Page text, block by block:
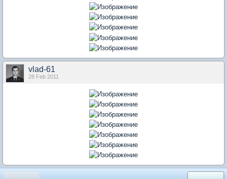
vlad-61
28 Feb 2011